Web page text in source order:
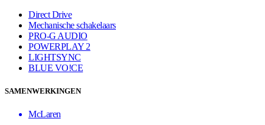
Direct Drive
Mechanische schakelaars
PRO-G AUDIO
POWERPLAY 2
LIGHTSYNC
BLUE VO!CE
SAMENWERKINGEN
McLaren